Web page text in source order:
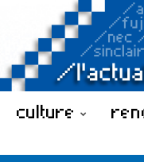
culture